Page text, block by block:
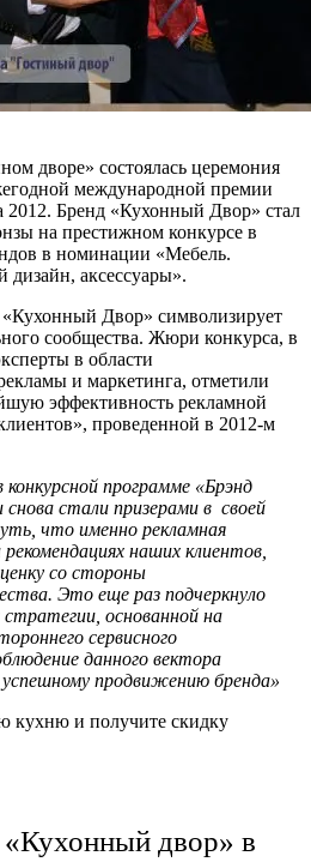
дворе» состоялась церемония
международной премии
Бренд «Кухонный Двор» стал
на престижном конкурсе в
в номинации «Мебель.
аксессуары».
«Кухонный Двор» символизирует
сообщества. Жюри конкурса, в
в области
и маркетинга, отметили
эффективность рекламной
проведенной в 2012-м
программе «Брэнд
стали призерами в своей
что именно рекламная
наших клиентов,
со стороны
Это еще раз подчеркнуло
основанной на
сервисного
данного вектора
продвижению бренда»
кухню и получите скидку
двор» в